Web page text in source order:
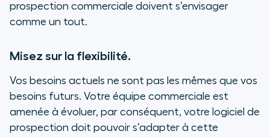
prospection commerciale doivent s’envisager
comme un tout.
Misez sur la flexibilité.
Vos besoins actuels ne sont pas les mêmes que vos
besoins futurs. Votre équipe commerciale est
amenée à évoluer, par conséquent, votre logiciel de
prospection doit pouvoir s’adapter à cette